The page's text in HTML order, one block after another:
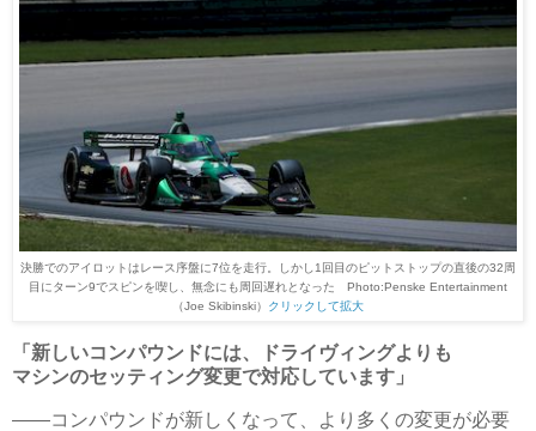
決勝でのアイロットはレース序盤に7位を走行。しかし1回目のピットストップの直後の32周
目にターン9でスピンを喫し、無念にも周回遅れとなった Photo:Penske Entertainment
（Joe Skibinski） クリックして拡大
「新しいコンパウンドには、ドライヴィングよりも
マシンのセッティング変更で対応しています」
――コンパウンドが新しくなって、より多くの変更が必要